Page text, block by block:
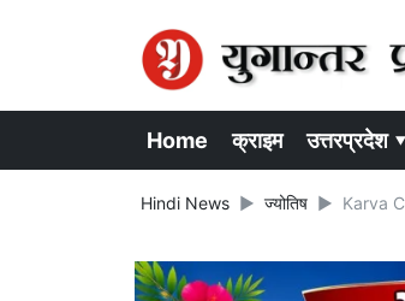
Home क्राइम उत्तरप्रदेश ▾
Hindi News ज्योतिष Karva